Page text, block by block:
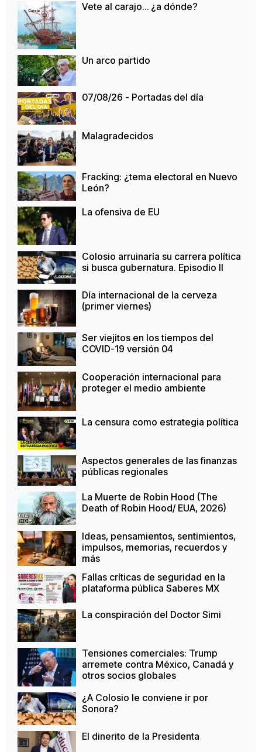
Vete al carajo… ¿a dónde?
Un arco partido
07/08/26 - Portadas del día
Malagradecidos
Fracking: ¿tema electoral en Nuevo
León?
La ofensiva de EU
Colosio arruinaría su carrera política
si busca gubernatura. Episodio II
Día internacional de la cerveza
(primer viernes)
Ser viejitos en los tiempos del
COVID-19 versión 04
Cooperación internacional para
proteger el medio ambiente
La censura como estrategia política
Aspectos generales de las finanzas
públicas regionales
La Muerte de Robin Hood (The
Death of Robin Hood/ EUA, 2026)
Ideas, pensamientos, sentimientos,
impulsos, memorias, recuerdos y
más
Fallas críticas de seguridad en la
plataforma pública Saberes MX
La conspiración del Doctor Simi
Tensiones comerciales: Trump
arremete contra México, Canadá y
otros socios globales
¿A Colosio le conviene ir por
Sonora?
El dinerito de la Presidenta